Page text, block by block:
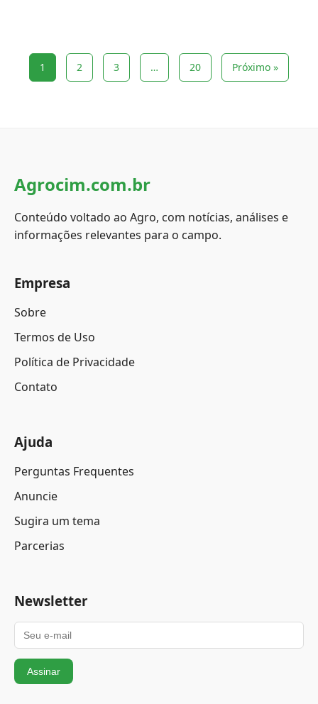
1 2 3 … 20 Próximo »
Agrocim.com.br
Conteúdo voltado ao Agro, com notícias, análises e
informações relevantes para o campo.
Empresa
Sobre
Termos de Uso
Política de Privacidade
Contato
Ajuda
Perguntas Frequentes
Anuncie
Sugira um tema
Parcerias
Newsletter
Assinar